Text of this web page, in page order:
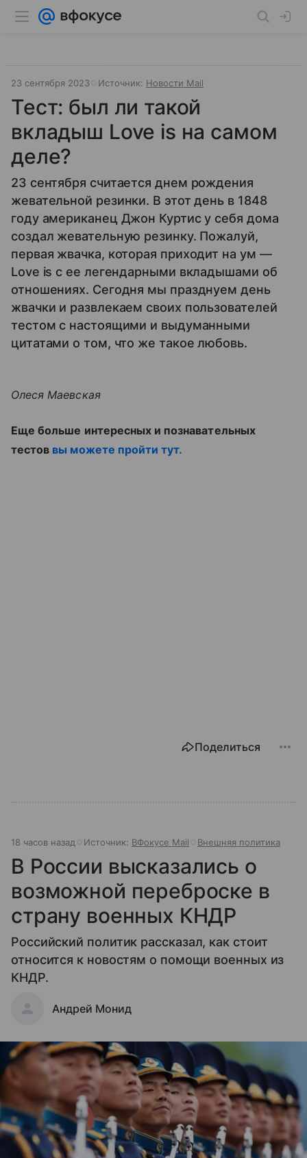
23 сентября 2023 Источник: Новости Mail
Тест: был ли такой
вкладыш Love is на самом
деле?
23 сентября считается днем рождения
жевательной резинки. В этот день в 1848
году американец Джон Куртис у себя дома
создал жевательную резинку. Пожалуй,
первая жвачка, которая приходит на ум —
Love is с ее легендарными вкладышами об
отношениях. Сегодня мы празднуем день
жвачки и развлекаем своих пользователей
тестом с настоящими и выдуманными
цитатами о том, что же такое любовь.
Олеся Маевская
Еще больше интересных и познавательных
тестов вы можете пройти тут.
Поделиться
18 часов назад Источник: ВФокусе Mail Внешняя политика
В России высказались о
возможной переброске в
страну военных КНДР
Российский политик рассказал, как стоит
относится к новостям о помощи военных из
КНДР.
Андрей Монид